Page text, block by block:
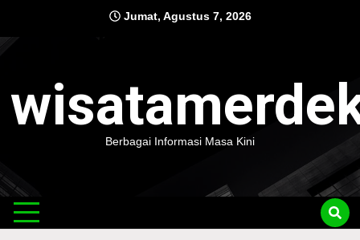
content
Jumat, Agustus 7, 2026
Berbagai Informasi Masa Kini